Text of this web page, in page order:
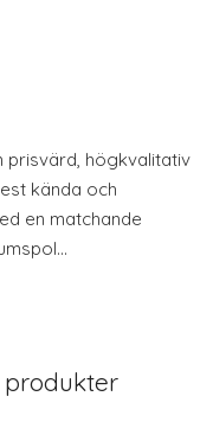
prisvärd, högkvalitativ
kända och
en matchande